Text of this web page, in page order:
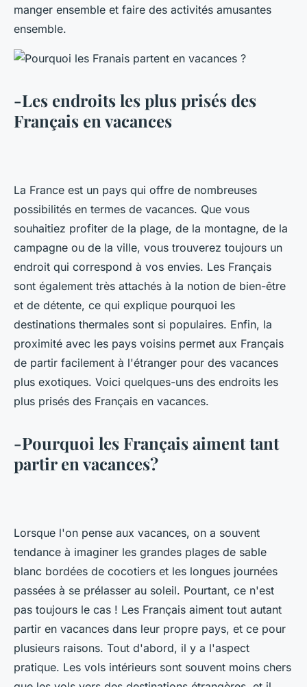
manger ensemble et faire des activités amusantes
ensemble.
-Les endroits les plus prisés des
Français en vacances
La France est un pays qui offre de nombreuses
possibilités en termes de vacances. Que vous
souhaitiez profiter de la plage, de la montagne, de la
campagne ou de la ville, vous trouverez toujours un
endroit qui correspond à vos envies. Les Français
sont également très attachés à la notion de bien-être
et de détente, ce qui explique pourquoi les
destinations thermales sont si populaires. Enfin, la
proximité avec les pays voisins permet aux Français
de partir facilement à l'étranger pour des vacances
plus exotiques. Voici quelques-uns des endroits les
plus prisés des Français en vacances.
-Pourquoi les Français aiment tant
partir en vacances?
Lorsque l'on pense aux vacances, on a souvent
tendance à imaginer les grandes plages de sable
blanc bordées de cocotiers et les longues journées
passées à se prélasser au soleil. Pourtant, ce n'est
pas toujours le cas ! Les Français aiment tout autant
partir en vacances dans leur propre pays, et ce pour
plusieurs raisons. Tout d'abord, il y a l'aspect
pratique. Les vols intérieurs sont souvent moins chers